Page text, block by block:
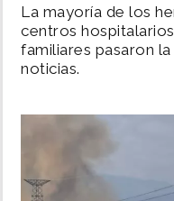
POLÍTICA
MUNDO
La mayoría de los
centros
familiares pasaron
noticias.